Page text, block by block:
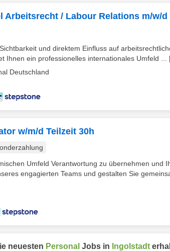
Arbeitsrecht / Labour Relations m/w/d
und direktem Einfluss auf
Ihnen ein professionelles internationales Umfeld ...
Deutschland
w/m/d Teilzeit 30h
Umfeld Verantwortung zu übernehmen und
engagierten Teams und gestalten Sie
neuesten Personal Jobs in Ingolstadt